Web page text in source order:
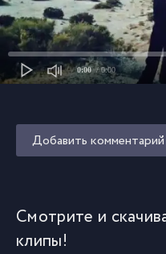
0:00 / 0:00
Добавить комментарий
Смотрите и
клипы!